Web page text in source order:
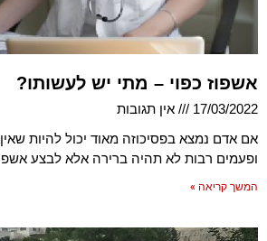
אשפוז כפוי – מתי יש לעשותו?
17/03/2022
אין תגובות
אם אדם נמצא בפסיכוזה מאוד יכול להיות
ופעמים רבות לא תהיה ברירה אלא לבצע
המשך קריאה »